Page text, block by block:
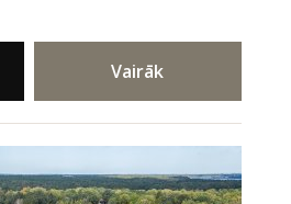
Vairāk